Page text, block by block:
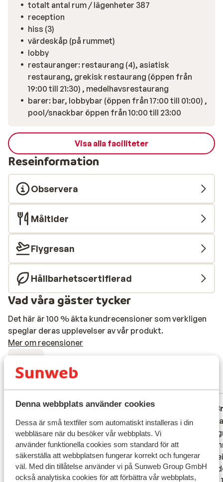
Denna webbplats använder cookies
Dessa är små textfiler som automatiskt installeras i din
webbläsare när du besöker vår webbplats. Vi
använder funktionella cookies som standard för att
säkerställa att webbplatsen fungerar korrekt och fungerar
väl. Med din tillåtelse använder vi på Sunweb Group GmbH
också analytiska cookies för att förbättra vår webbplats,
totalt antal rum / lägenheter 387
reception
hiss (3)
värdeskåp (på rummet)
lobby
restauranger: restaurang (4), asiatisk
restaurang, grekisk restaurang (öppen från
19:00 till 21:30) , medelhavsrestaurang
barer: bar, lobbybar (öppen från 17:00 till 01:00) ,
pool/snackbar öppen från 10:00 till 23:00
Visa alla faciliteter
Reseinformation
Observera
Måltider
Flygresan
Hållbarhetscertifierad
Vad våra gäster tycker
Det här är 100 % äkta kundrecensioner som verkligen
speglar deras upplevelser av vår produkt.
Mer om recensioner
6.3 24 omdömen
3.9 Hyfsad
för 2 veckor sedan
Flinkt personale og ok mad/drikke. Men
generelt et slidt hotel ift værelser og
udeområder. Værelset var beskidt og med
kraftig lugt af kloak på værelse. Pletter på
“de rene” håndklæder på check-in dagen.
Flinkt personale og ok mad/drikke. Men
generelt et slidt hotel ift værelser og
udeområder. Værelset var beskidt og med
kraftig lugt af kloak på værelse. Pletter på
“de rene” håndklæder på check-in dagen.
Les
très
de
Les
très
de